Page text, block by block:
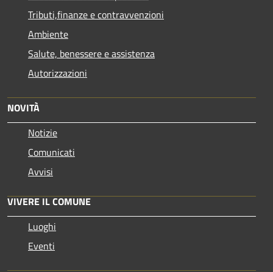
Tributi,finanze e contravvenzioni
Ambiente
Salute, benessere e assistenza
Autorizzazioni
NOVITÀ
Notizie
Comunicati
Avvisi
VIVERE IL COMUNE
Luoghi
Eventi